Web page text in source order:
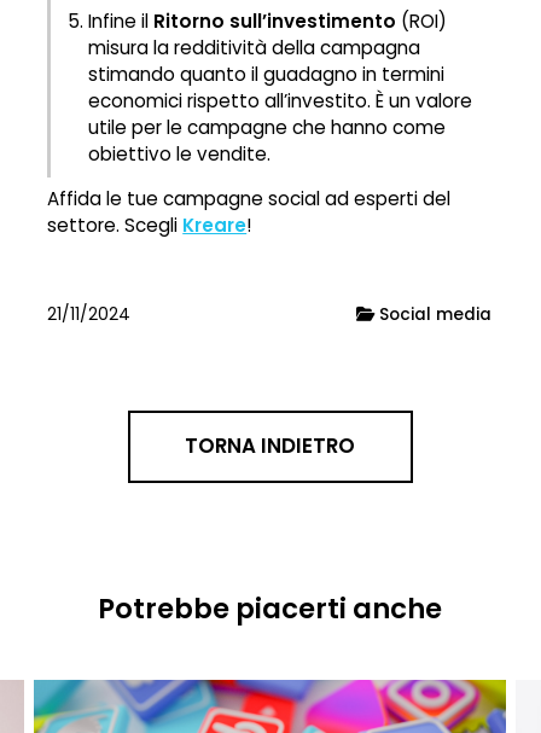
Infine il Ritorno sull’investimento (ROI)
misura la redditività della campagna
stimando quanto il guadagno in termini
economici rispetto all’investito. È un valore
utile per le campagne che hanno come
obiettivo le vendite.
Affida le tue campagne social ad esperti del
settore. Scegli Kreare!
21/11/2024 Categoria:
Social media
TORNA INDIETRO
Potrebbe piacerti anche